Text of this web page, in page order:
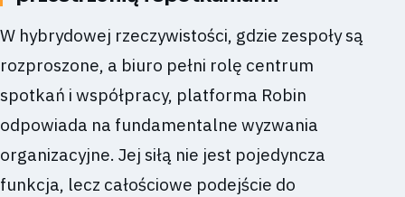
W hybrydowej rzeczywistości, gdzie zespoły są
rozproszone, a biuro pełni rolę centrum
spotkań i współpracy, platforma Robin
odpowiada na fundamentalne wyzwania
organizacyjne. Jej siłą nie jest pojedyncza
funkcja, lecz całościowe podejście do